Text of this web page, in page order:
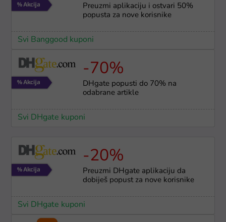
Preuzmi aplikaciju i ostvari 50%
popusta za nove korisnike
Svi Banggood kuponi
-70%
DHgate popusti do 70% na
odabrane artikle
Svi DHgate kuponi
-20%
Preuzmi DHgate aplikaciju da
dobiješ popust za nove korisnike
Svi DHgate kuponi